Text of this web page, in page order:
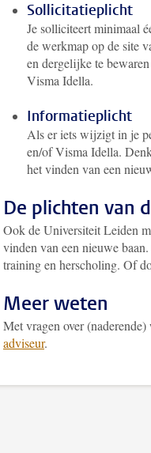
Sollicitatieplicht
Je solliciteert minimaal
de werkmap op de site
en dergelijke te
Visma Idella.
Informatieplicht
Als er iets wijzigt in je
en/of Visma Idella.
het vinden van een
De plichten van
Ook de Universiteit Leiden
vinden van een nieuwe
training en herscholing. Of
Meer weten
Met vragen over
adviseur.